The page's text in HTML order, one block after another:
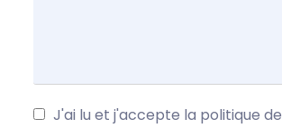
J'ai lu et j'accepte la politique de